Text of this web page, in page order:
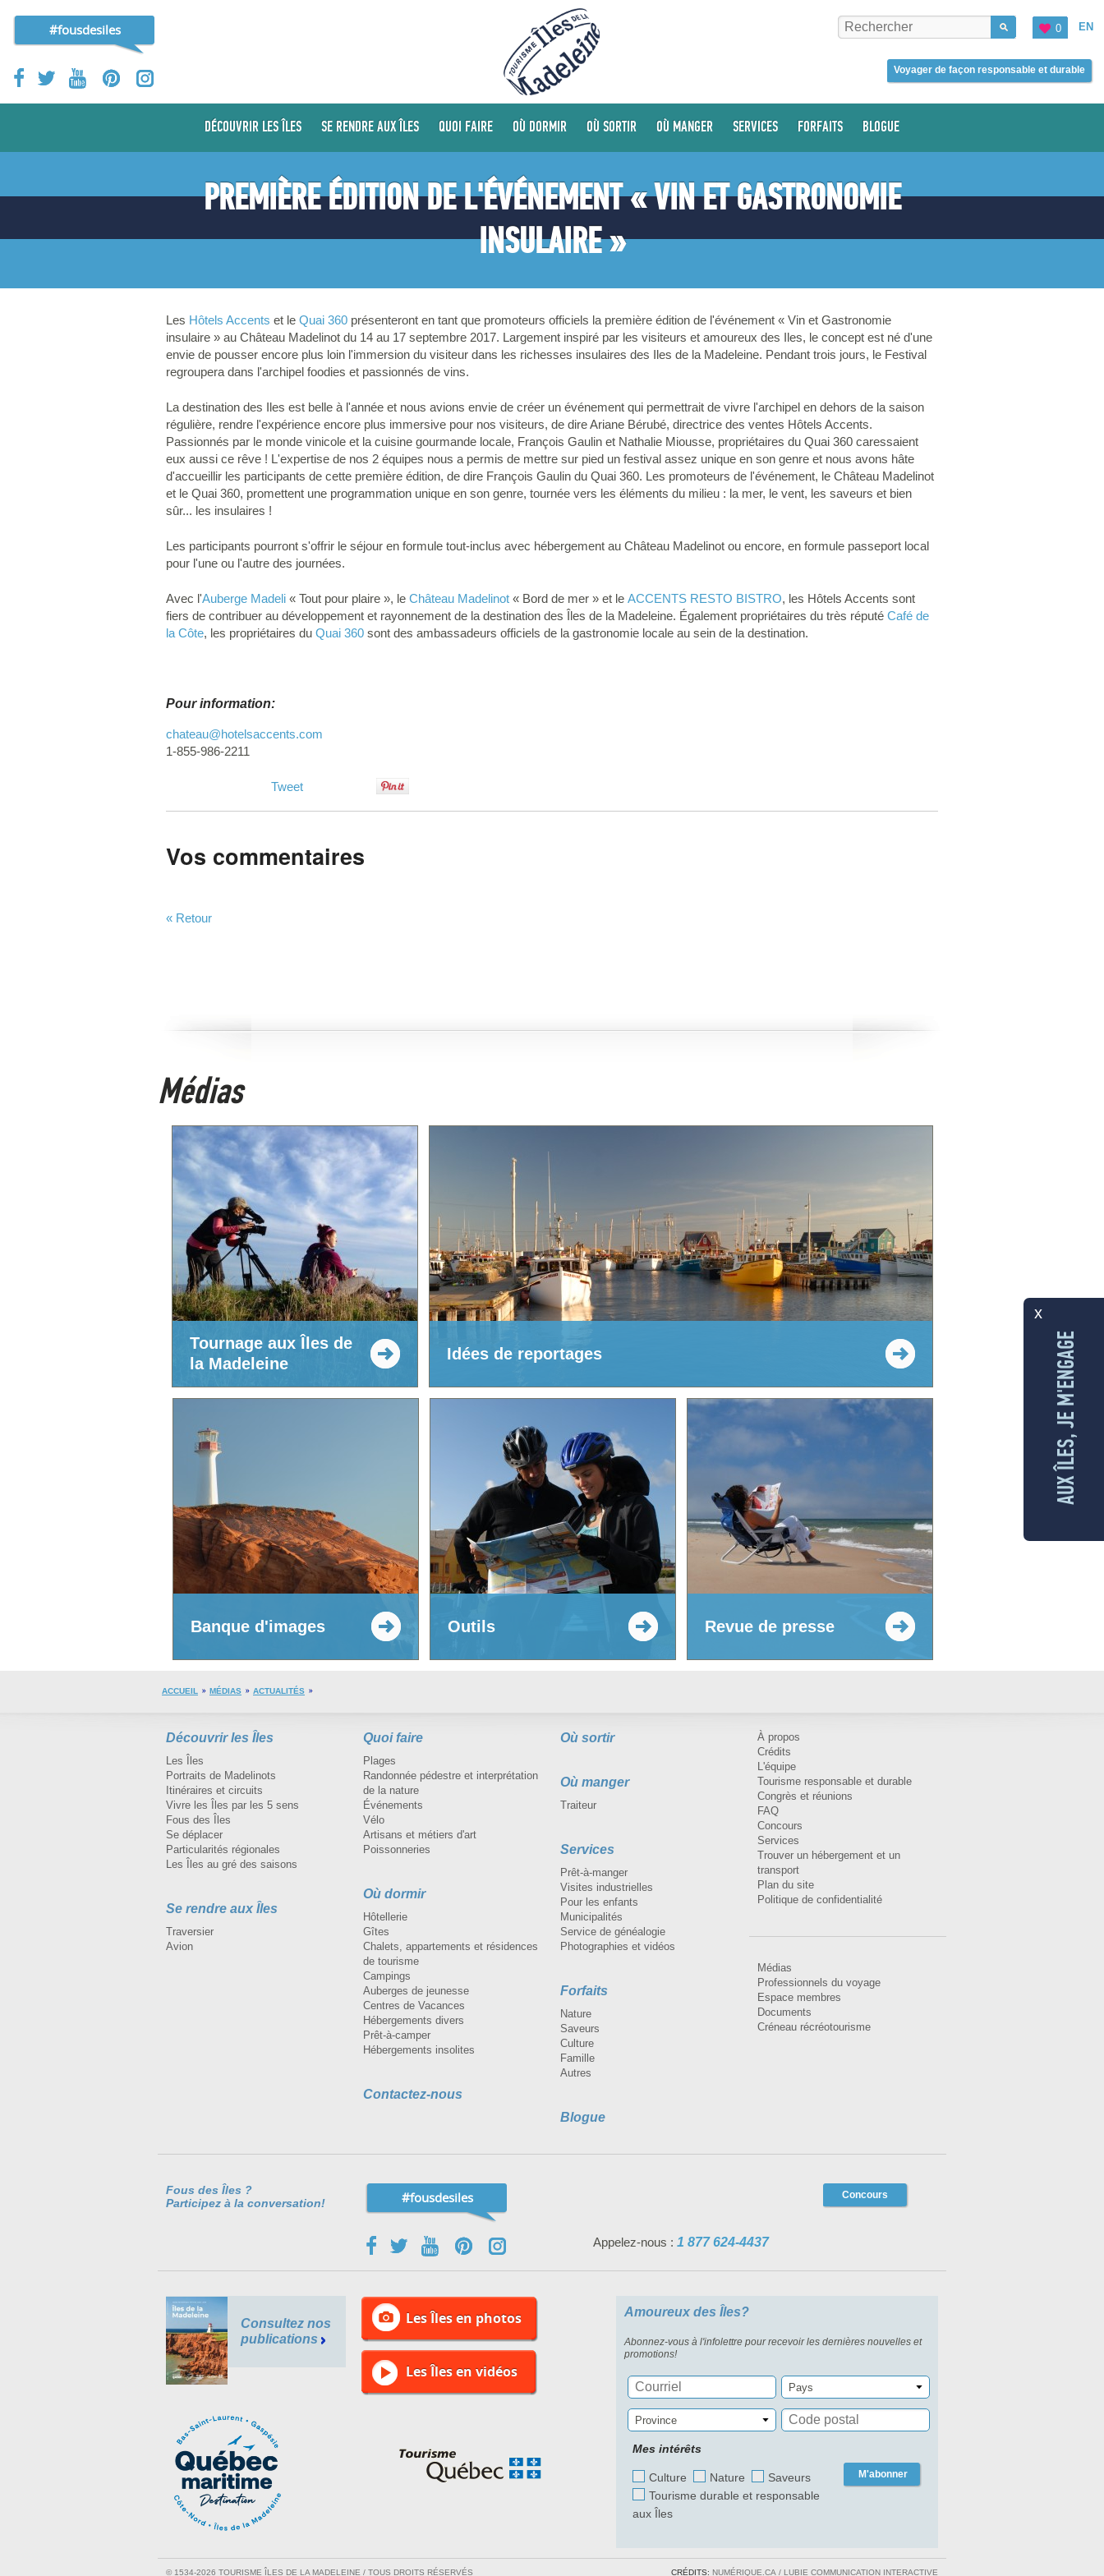
#fousdesiles EN
0
Voyager de façon responsable et durable
DÉCOUVRIR LES ÎLES SE RENDRE AUX ÎLES QUOI FAIRE OÙ DORMIR OÙ SORTIR OÙ MANGER SERVICES FORFAITS BLOGUE
PREMIÈRE ÉDITION DE L'ÉVÉNEMENT « VIN ET GASTRONOMIE
INSULAIRE »
Les Hôtels Accents et le Quai 360 présenteront en tant que promoteurs officiels la première édition de l'événement « Vin et Gastronomie
insulaire » au Château Madelinot du 14 au 17 septembre 2017. Largement inspiré par les visiteurs et amoureux des Iles, le concept est né d'une
envie de pousser encore plus loin l'immersion du visiteur dans les richesses insulaires des Iles de la Madeleine. Pendant trois jours, le Festival
regroupera dans l'archipel foodies et passionnés de vins.
La destination des Iles est belle à l'année et nous avions envie de créer un événement qui permettrait de vivre l'archipel en dehors de la saison
régulière, rendre l'expérience encore plus immersive pour nos visiteurs, de dire Ariane Bérubé, directrice des ventes Hôtels Accents.
Passionnés par le monde vinicole et la cuisine gourmande locale, François Gaulin et Nathalie Miousse, propriétaires du Quai 360 caressaient
eux aussi ce rêve ! L'expertise de nos 2 équipes nous a permis de mettre sur pied un festival assez unique en son genre et nous avons hâte
d'accueillir les participants de cette première édition, de dire François Gaulin du Quai 360. Les promoteurs de l'événement, le Château Madelinot
et le Quai 360, promettent une programmation unique en son genre, tournée vers les éléments du milieu : la mer, le vent, les saveurs et bien
sûr... les insulaires !
Les participants pourront s'offrir le séjour en formule tout-inclus avec hébergement au Château Madelinot ou encore, en formule passeport local
pour l'une ou l'autre des journées.
Avec l'Auberge Madeli « Tout pour plaire », le Château Madelinot « Bord de mer » et le ACCENTS RESTO BISTRO, les Hôtels Accents sont
fiers de contribuer au développement et rayonnement de la destination des Îles de la Madeleine. Également propriétaires du très réputé Café de
la Côte, les propriétaires du Quai 360 sont des ambassadeurs officiels de la gastronomie locale au sein de la destination.
Pour information:
chateau@hotelsaccents.com
1-855-986-2211
Tweet
Vos commentaires
« Retour
Médias
Tournage aux Îles de
la Madeleine
Idées de reportages
Banque d'images Outils Revue de presse
ACCUEIL MÉDIAS ACTUALITÉS
Découvrir les Îles
Les Îles
Portraits de Madelinots
Itinéraires et circuits
Vivre les Îles par les 5 sens
Fous des Îles
Se déplacer
Particularités régionales
Les Îles au gré des saisons
Se rendre aux Îles
Traversier
Avion
Quoi faire
Plages
Randonnée pédestre et interprétation
de la nature
Événements
Vélo
Artisans et métiers d'art
Poissonneries
Où dormir
Hôtellerie
Gîtes
Chalets, appartements et résidences
de tourisme
Campings
Auberges de jeunesse
Centres de Vacances
Hébergements divers
Prêt-à-camper
Hébergements insolites
Contactez-nous
Où sortir
Où manger
Traiteur
Services
Prêt-à-manger
Visites industrielles
Pour les enfants
Municipalités
Service de généalogie
Photographies et vidéos
Forfaits
Nature
Saveurs
Culture
Famille
Autres
Blogue
À propos
Crédits
L'équipe
Tourisme responsable et durable
Congrès et réunions
FAQ
Concours
Services
Trouver un hébergement et un
transport
Plan du site
Politique de confidentialité
Médias
Professionnels du voyage
Espace membres
Documents
Créneau récréotourisme
Fous des Îles ?
Participez à la conversation!
#fousdesiles Concours
Appelez-nous : 1 877 624-4437
Consultez nos
publications
Les Îles en photos
Les Îles en vidéos
Amoureux des Îles?
Abonnez-vous à l'infolettre pour recevoir les dernières nouvelles et
promotions!
Pays
Province
Mes intérêts
Culture Nature
Saveurs
Tourisme durable et responsable
aux Îles
M'abonner
© 1534-2026 TOURISME ÎLES DE LA MADELEINE / TOUS DROITS RÉSERVÉS CRÉDITS: NUMÉRIQUE.CA / LUBIE COMMUNICATION INTERACTIVE
x
AUX ÎLES, JE M'ENGAGE